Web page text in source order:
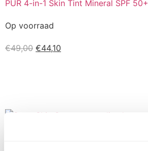
PÜR 4-in-1 Skin Tint Mineral SPF 50+
Op voorraad
€49,00 €44,10